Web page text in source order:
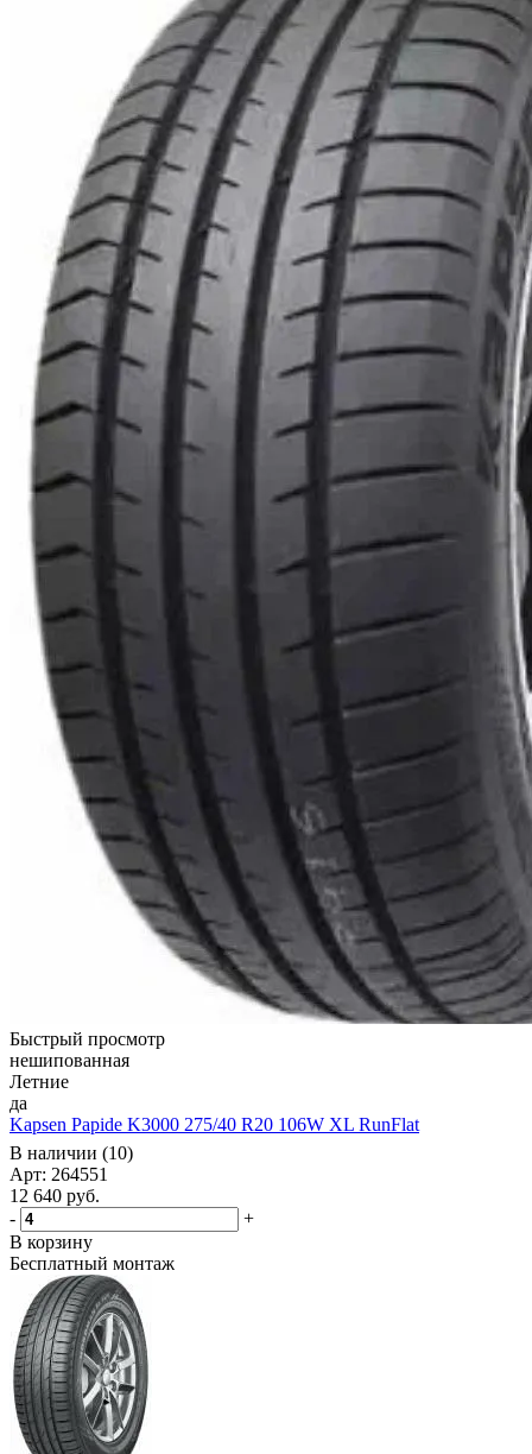
Быстрый просмотр
нешипованная
Летние
да
Kapsen Papide K3000 275/40 R20 106W XL RunFlat
В наличии (10)
Арт: 264551
12 640 руб.
-
+
В корзину
Бесплатный монтаж